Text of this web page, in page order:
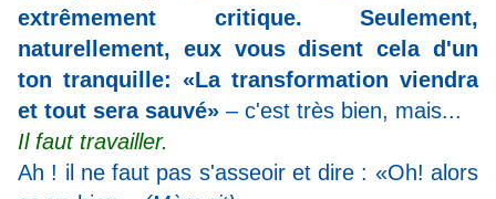
extrêmement critique. Seulement,
naturellement, eux vous disent cela d'un
ton tranquille: «La transformation viendra
et tout sera sauvé» – c'est très bien, mais...
Il faut travailler.
Ah ! il ne faut pas s'asseoir et dire : «Oh! alors